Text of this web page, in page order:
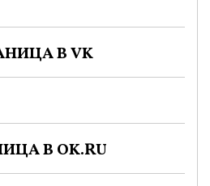
В VK
В OK.RU